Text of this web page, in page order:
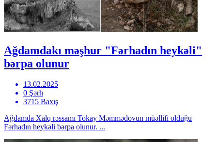
Ağdamdakı məşhur "Fərhadın heykəli"
bərpa olunur
13.02.2025
0 Şərh
3715 Baxış
Ağdamda Xalq rəssamı Tokay Məmmədovun müəllifi olduğu
Fərhadın heykəli bərpa olunur. ...